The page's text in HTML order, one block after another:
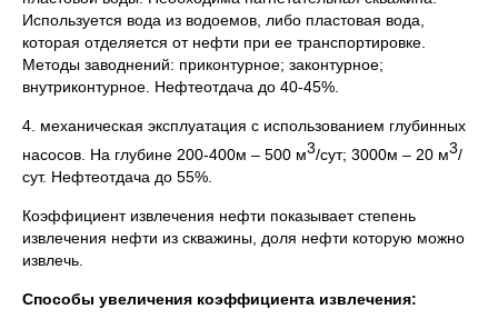
Используется вода из водоемов, либо пластовая вода,
которая отделяется от нефти при ее транспортировке.
Методы заводнений: приконтурное; законтурное;
внутриконтурное. Нефтеотдача до 40-45%.
4. механическая эксплуатация с использованием глубинных
насосов. На глубине 200-400м – 500 м3/сут; 3000м – 20 м3/
сут. Нефтеотдача до 55%.
Коэффициент извлечения нефти показывает степень
извлечения нефти из скважины, доля нефти которую можно
извлечь.
Способы увеличения коэффициента извлечения: